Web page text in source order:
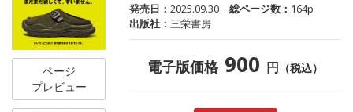
ページ
プレビュー
発売日：2025.09.30 総ページ数： 164p
出版社：三栄書房
電子版価格 900 円 （税込）